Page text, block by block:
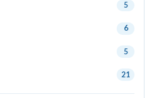
5
6
5
21